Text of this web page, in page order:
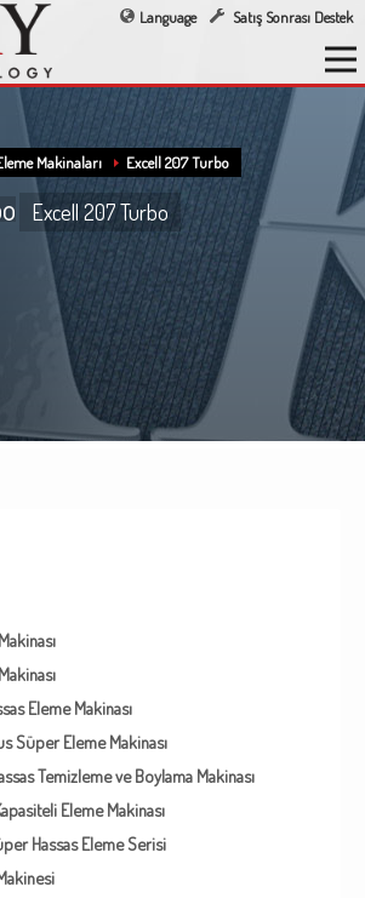
Language Satış Sonrası Destek
Makinaları Excell 207 Turbo
Excell 207 Turbo
Eleme Makinası
Süper Eleme Makinası
Temizleme ve Boylama Makinası
Eleme Makinası
Hassas Eleme Serisi